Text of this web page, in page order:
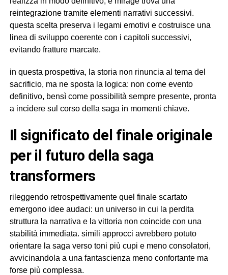
reintegrazione tramite elementi narrativi successivi.
questa scelta preserva i legami emotivi e costruisce una
linea di sviluppo coerente con i capitoli successivi,
evitando fratture marcate.
in questa prospettiva, la storia non rinuncia al tema del
sacrificio, ma ne sposta la logica: non come evento
definitivo, bensì come possibilità sempre presente, pronta
a incidere sul corso della saga in momenti chiave.
il significato del finale originale
per il futuro della saga
transformers
rileggendo retrospettivamente quel finale scartato
emergono idee audaci: un universo in cui la perdita
struttura la narrativa e la vittoria non coincide con una
stabilità immediata. simili approcci avrebbero potuto
orientare la saga verso toni più cupi e meno consolatori,
avvicinandola a una fantascienza meno confortante ma
forse più complessa.